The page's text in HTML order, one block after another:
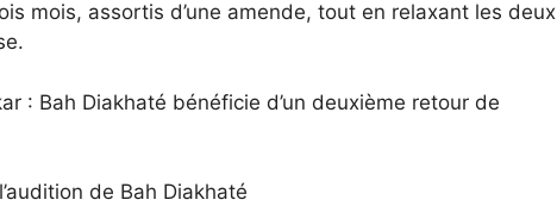
mois, assortis d’une amende, tout en relaxant les deux
: Bah Diakhaté bénéficie d’un deuxième retour de
de Bah Diakhaté